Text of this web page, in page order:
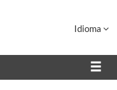
Idioma